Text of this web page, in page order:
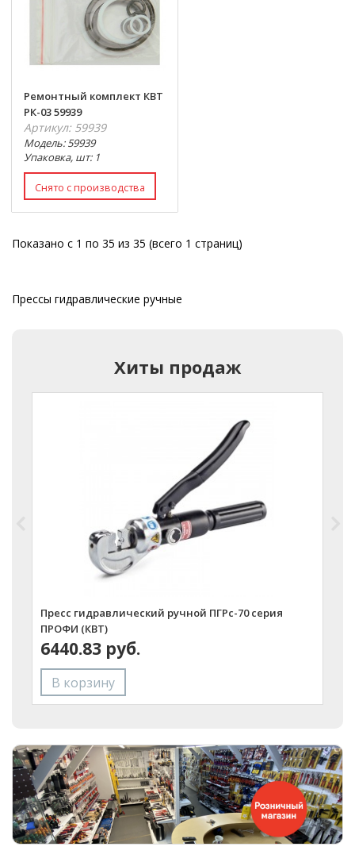
Ремонтный комплект КВТ
РК-03 59939
Артикул: 59939
Модель: 59939
Упаковка, шт: 1
Показано с 1 по 35 из 35 (всего 1 страниц)
Прессы гидравлические ручные
Хиты продаж
Пресс гидравлический ручной ПГРс-70 серия
ПРОФИ (КВТ)
6440.83 руб.